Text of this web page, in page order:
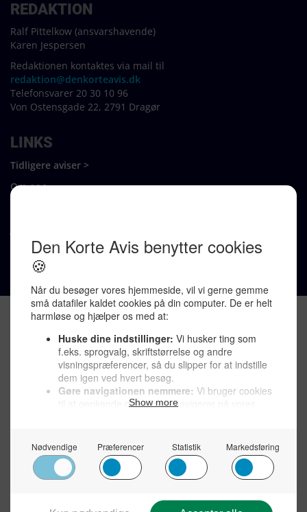
REDAKTION
Ralf Pittelkow (ansvarshavende)
Karen Jespersen
Redaktionen kontaktes via mail til
redaktion@denkorteavis.dk
Telefonsvarer 20 30 10 96
Von Ostensgade 22, 2791 Dragør
LINKS
Tidligere aviser >
Om os >
Send et læserbrev >
Privatlivspolitik >